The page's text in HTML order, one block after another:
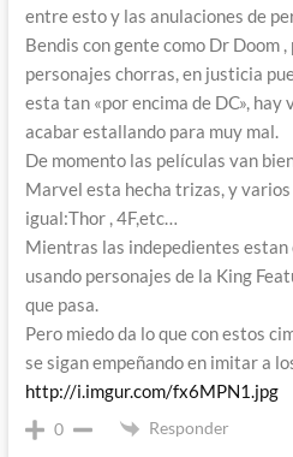
entre esto y las anulaciones de
Bendis con gente como Dr Doom
personajes chorras, en justicia
esta tan «por encima de DC», hay
acabar estallando para muy mal.
De momento las películas van
Marvel esta hecha trizas, y
igual:Thor , 4F,etc…
Mientras las indepedientes estan
usando personajes de la King
que pasa.
Pero miedo da lo que con estos
se sigan empeñando en imitar a
http://i.imgur.com/fx6MPN1.jpg
0 Responder